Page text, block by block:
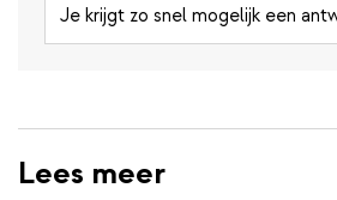
Je krijgt zo snel mogelijk een
Lees meer